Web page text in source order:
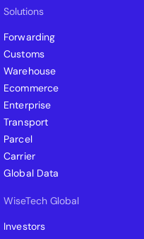
Solutions
Forwarding
Customs
Warehouse
Ecommerce
Enterprise
Transport
Parcel
Carrier
Global Data
WiseTech Global
Investors